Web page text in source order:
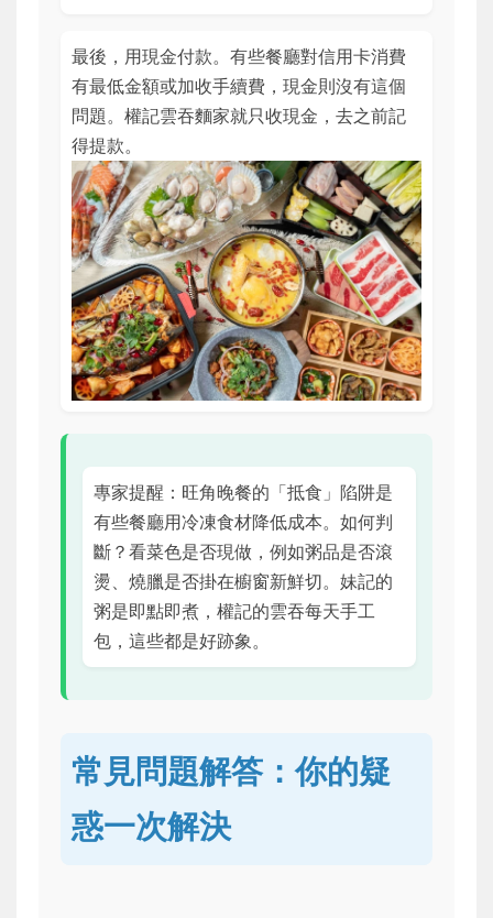
最後，用現金付款。有些餐廳對信用卡消費
有最低金額或加收手續費，現金則沒有這個
問題。權記雲吞麵家就只收現金，去之前記
得提款。
專家提醒：旺角晚餐的「抵食」陷阱是
有些餐廳用冷凍食材降低成本。如何判
斷？看菜色是否現做，例如粥品是否滾
燙、燒臘是否掛在櫥窗新鮮切。妹記的
粥是即點即煮，權記的雲吞每天手工
包，這些都是好跡象。
常見問題解答：你的疑
惑一次解決